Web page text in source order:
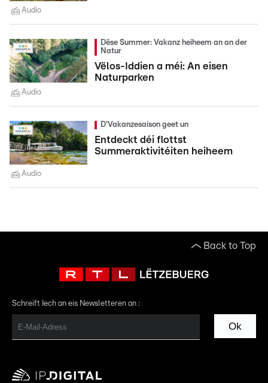
Audio
Dëse Summer: Vakanz heiheem an an der
Natur
Vëlos-Iddien a méi: An eisen
Naturparken
Audio
D'Vakanzesaison geet un
Entdeckt déi flottst
Summeraktivitéiten heiheem
Audio
Back to Top
Schreift Iech an eis Newsletteren an :
Ok